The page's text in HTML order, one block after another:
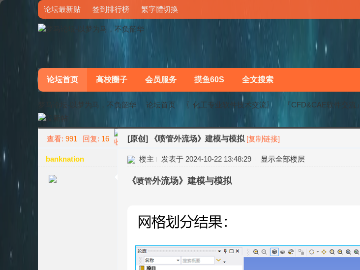
论坛最新贴 签到排行榜 繁字體切換
论坛首页 高校圈子 会员服务 摸鱼60S 全文搜索
梦马论坛-以梦为马，不负韶华 论坛首页 〖化工专业软件技术交流〗 『CFD&CAE软件交流』
查看: 991 回复: 16 [原创] 《喷管外流场》建模与模拟 [复制链接]
banknation 楼主 发表于 2024-10-22 13:48:29 显示全部楼层
《喷管外流场》 建模与模拟